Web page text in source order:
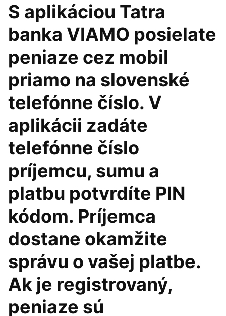
S aplikáciou Tatra
banka VIAMO posielate
peniaze cez mobil
priamo na slovenské
telefónne číslo. V
aplikácii zadáte
telefónne číslo
príjemcu, sumu a
platbu potvrdíte PIN
kódom. Príjemca
dostane okamžite
správu o vašej platbe.
Ak je registrovaný,
peniaze sú